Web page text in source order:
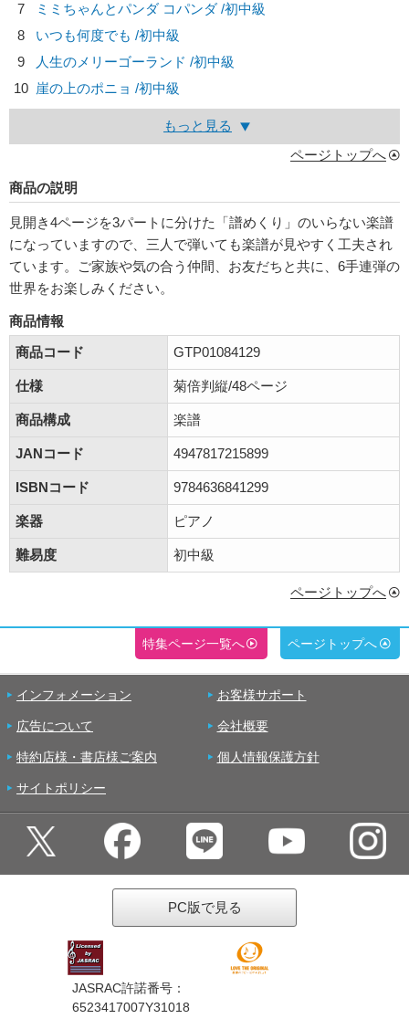
7
ミミちゃんとパンダ コパンダ /初中級
8
いつも何度でも /初中級
9
人生のメリーゴーランド /初中級
10 崖の上のポニョ /初中級
もっと見る
ページトップへ
商品の説明
見開き4ページを3パートに分けた「譜めくり」のいらない楽譜
になっていますので、三人で弾いても楽譜が見やすく工夫され
ています。ご家族や気の合う仲間、お友だちと共に、6手連弾の
世界をお楽しみください。
商品情報
商品コード
GTP01084129
仕様 菊倍判縦/48ページ
商品構成 楽譜
JANコード 4947817215899
ISBNコード 9784636841299
楽器 ピアノ
難易度 初中級
ページトップへ
特集ページ一覧へ ページトップへ
インフォメーション お客様サポート
広告について 会社概要
特約店様・書店様ご案内 個人情報保護方針
サイトポリシー
PC版で見る
JASRAC許諾番号：
6523417007Y31018